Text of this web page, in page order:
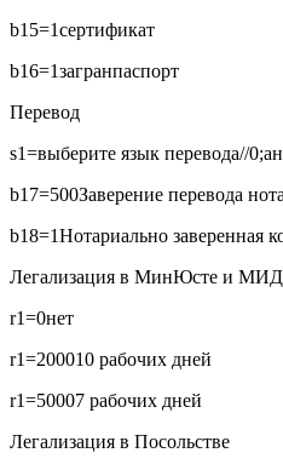
b15=1сертификат
b16=1загранпаспорт
Перевод
s1=выберите язык перевода//
b17=500Заверение перевода
b18=1Нотариально заверенная
Легализация в МинЮсте и МИД
r1=0нет
r1=200010 рабочих дней
r1=50007 рабочих дней
Легализация в Посольстве